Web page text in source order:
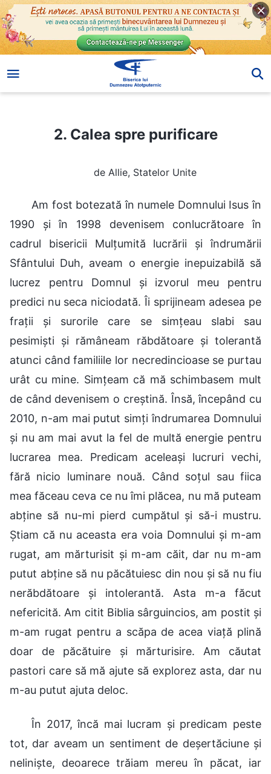
2. Calea spre purificare
de Allie, Statelor Unite
Am fost botezată în numele Domnului Isus în
1990 și în 1998 devenisem conlucrătoare în
cadrul bisericii Mulțumită lucrării și îndrumării
Sfântului Duh, aveam o energie inepuizabilă să
lucrez pentru Domnul și izvorul meu pentru
predici nu seca niciodată. Îi sprijineam adesea pe
frații și surorile care se simțeau slabi sau
pesimiști și rămâneam răbdătoare și tolerantă
atunci când familiile lor necredincioase se purtau
urât cu mine. Simțeam că mă schimbasem mult
de când devenisem o creștină. Însă, începând cu
2010, n-am mai putut simți îndrumarea Domnului
și nu am mai avut la fel de multă energie pentru
lucrarea mea. Predicam aceleași lucruri vechi,
fără nicio luminare nouă. Când soțul sau fiica
mea făceau ceva ce nu îmi plăcea, nu mă puteam
abține să nu-mi pierd cumpătul și să-i mustru.
Știam că nu aceasta era voia Domnului și m-am
rugat, am mărturisit și m-am căit, dar nu m-am
putut abține să nu păcătuiesc din nou și să nu fiu
nerăbdătoare și intolerantă. Asta m-a făcut
nefericită. Am citit Biblia sârguincios, am postit și
m-am rugat pentru a scăpa de acea viață plină
doar de păcătuire și mărturisire. Am căutat
pastori care să mă ajute să explorez asta, dar nu
m-au putut ajuta deloc.
În 2017, încă mai lucram și predicam peste
tot, dar aveam un sentiment de deșertăciune și
neliniște, deoarece trăiam mereu în păcat, iar